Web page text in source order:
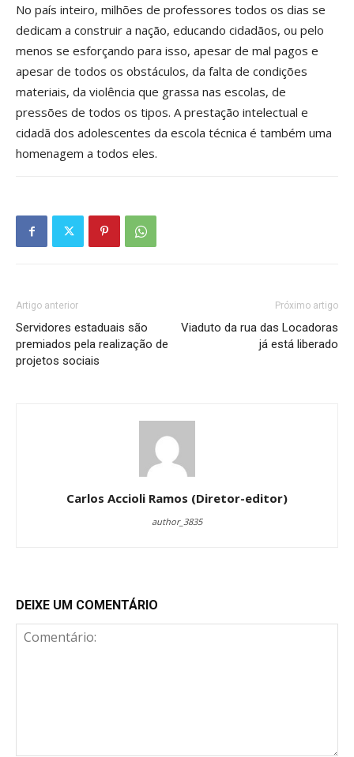
No país inteiro, milhões de professores todos os dias se
dedicam a construir a nação, educando cidadãos, ou pelo
menos se esforçando para isso, apesar de mal pagos e
apesar de todos os obstáculos, da falta de condições
materiais, da violência que grassa nas escolas, de
pressões de todos os tipos. A prestação intelectual e
cidadã dos adolescentes da escola técnica é também uma
homenagem a todos eles.
Artigo anterior
Servidores estaduais são
premiados pela realização de
projetos sociais
Próximo artigo
Viaduto da rua das Locadoras
já está liberado
Carlos Accioli Ramos (Diretor-editor)
author_3835
DEIXE UM COMENTÁRIO